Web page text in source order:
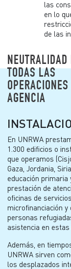
las
en lo
de las
NEUTRALIDAD
TODAS LAS
AGENCIA
En UNRWA
1.300 edificios o
que operamos
Gaza, Jordania,
educación
prestación de
oficinas de
microfinanciación
personas
asistencia en estas
Además, en
UNRWA sirven
los desplazados